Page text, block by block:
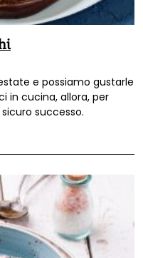
e possiamo gustarle
in cucina, allora, per
successo.